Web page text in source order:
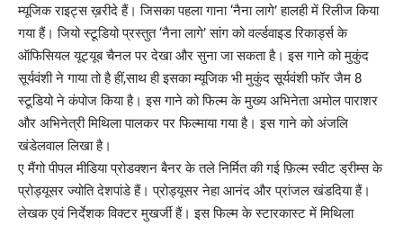
म्यूजिक राइट्स ख़रीदे हैं। जिसका पहला गाना ‘नैना लागे’ हालही में रिलीज किया
गया हैं। जियो स्टूडियो प्रस्तुत ‘नैना लागे’ सांग को वर्ल्डवाइड रिकार्ड्स के
ऑफिसियल यूट्यूब चैनल पर देखा और सुना जा सकता है। इस गाने को मुकुंद
सूर्यवंशी ने गाया तो है हीं,साथ ही इसका म्यूजिक भी मुकुंद सूर्यवंशी फॉर जैम 8
स्टूडियो ने कंपोज किया है। इस गाने को फिल्म के मुख्य अभिनेता अमोल पाराशर
और अभिनेत्री मिथिला पालकर पर फिल्माया गया है। इस गाने को अंजलि
खंडेलवाल लिखा है।
ए मैंगो पीपल मीडिया प्रोडक्शन बैनर के तले निर्मित की गई फ़िल्म स्वीट ड्रीम्स के
प्रोड्यूसर ज्योति देशपांडे हैं। प्रोड्यूसर नेहा आनंद और प्रांजल खंडदिया हैं।
लेखक एवं निर्देशक विक्टर मुखर्जी हैं। इस फिल्म के स्टारकास्ट में मिथिला